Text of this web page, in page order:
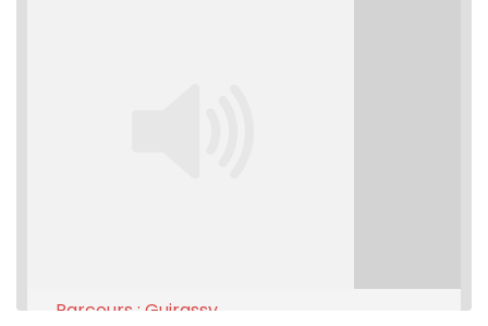
Parcours : Guirassy